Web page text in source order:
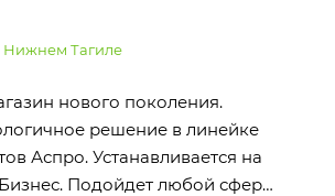
Нижнем Тагиле
нового поколения.
решение в линейке
Аспро. Устанавливается на
Подойдет любой сфере